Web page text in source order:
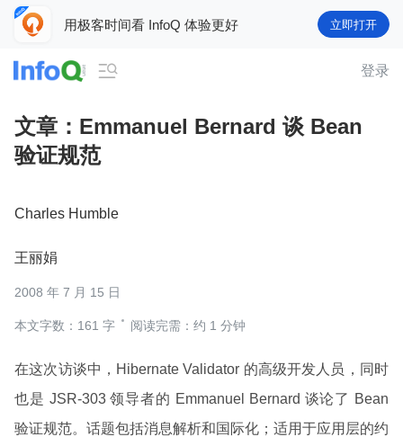
用极客时间看 InfoQ 体验更好 立即打开
 登录
文章：Emmanuel Bernard 谈 Bean
验证规范
Charles Humble
王丽娟
2008 年 7 月 15 日
本文字数：161 字 阅读完需：约 1 分钟
在这次访谈中，Hibernate Validator 的高级开发人员，同时
也是 JSR-303 领导者的 Emmanuel Bernard 谈论了 Bean
验证规范。话题包括消息解析和国际化；适用于应用层的约